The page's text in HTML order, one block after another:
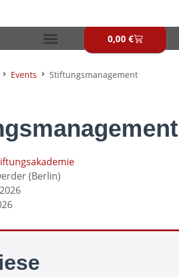
0,00 €
Events Stiftungsmanagement
(Berlin)